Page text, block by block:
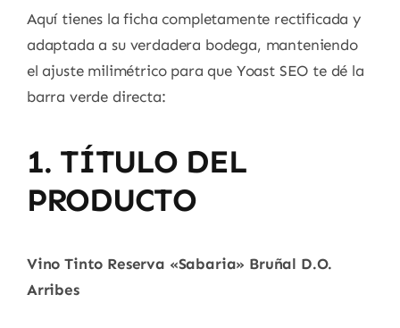
Aquí tienes la ficha completamente rectificada y
adaptada a su verdadera bodega, manteniendo
el ajuste milimétrico para que Yoast SEO te dé la
barra verde directa:
1. TÍTULO DEL
PRODUCTO
Vino Tinto Reserva «Sabaria» Bruñal D.O.
Arribes